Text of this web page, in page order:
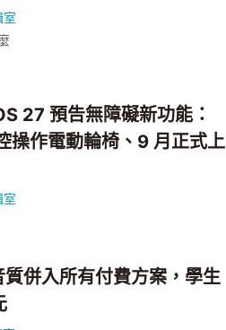
室
27 預告無障礙新功能：
操作電動輪椅、9 月正式上
室
併入所有付費方案，學生